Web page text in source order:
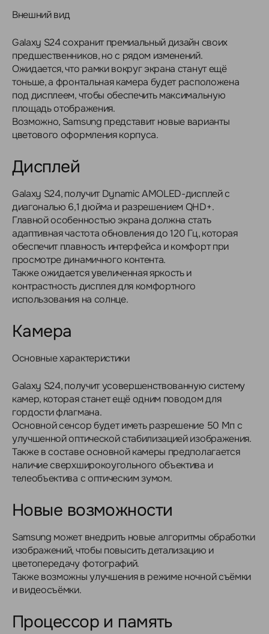
Внешний вид
Galaxy S24 сохранит премиальный дизайн своих
предшественников, но с рядом изменений.
Ожидается, что рамки вокруг экрана станут ещё
тоньше, а фронтальная камера будет расположена
под дисплеем, чтобы обеспечить максимальную
площадь отображения.
Возможно, Samsung представит новые варианты
цветового оформления корпуса.
Дисплей
Galaxy S24, получит Dynamic AMOLED-дисплей с
диагональю 6,1 дюйма и разрешением QHD+.
Главной особенностью экрана должна стать
адаптивная частота обновления до 120 Гц, которая
обеспечит плавность интерфейса и комфорт при
просмотре динамичного контента.
Также ожидается увеличенная яркость и
контрастность дисплея для комфортного
использования на солнце.
Камера
Основные характеристики
Galaxy S24, получит усовершенствованную систему
камер, которая станет ещё одним поводом для
гордости флагмана.
Основной сенсор будет иметь разрешение 50 Мп с
улучшенной оптической стабилизацией изображения.
Также в составе основной камеры предполагается
наличие сверхширокоугольного объектива и
телеобъектива с оптическим зумом.
Новые возможности
Samsung может внедрить новые алгоритмы обработки
изображений, чтобы повысить детализацию и
цветопередачу фотографий.
Также возможны улучшения в режиме ночной съёмки
и видеосъёмки.
Процессор и память